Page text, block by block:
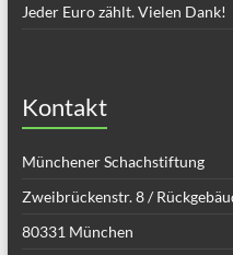
Jeder Euro zählt. Vielen Dank!
Kontakt
Münchener Schachstiftung
Zweibrückenstr. 8 /
80331 München